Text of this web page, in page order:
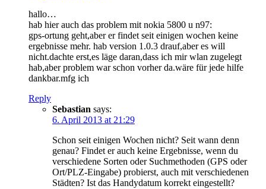
hallo…
hab hier auch das problem mit nokia 5800 u n97:
gps-ortung geht,aber er findet seit einigen wochen keine
ergebnisse mehr. hab version 1.0.3 drauf,aber es will
nicht.dachte erst,es läge daran,dass ich mir wlan zugelegt
hab,aber problem war schon vorher da.wäre für jede hilfe
dankbar.mfg ich
Reply
Sebastian says:
6. April 2013 at 21:29
Schon seit einigen Wochen nicht? Seit wann denn
genau? Findet er auch keine Ergebnisse, wenn du
verschiedene Sorten oder Suchmethoden (GPS oder
Ort/PLZ-Eingabe) probierst, auch mit verschiedenen
Städten? Ist das Handydatum korrekt eingestellt?